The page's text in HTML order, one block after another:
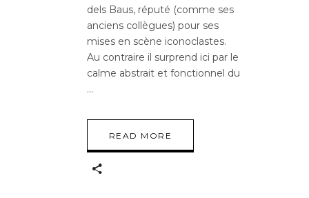
dels Baus, réputé (comme ses
anciens collègues) pour ses
mises en scène iconoclastes.
Au contraire il surprend ici par le
calme abstrait et fonctionnel du
READ MORE